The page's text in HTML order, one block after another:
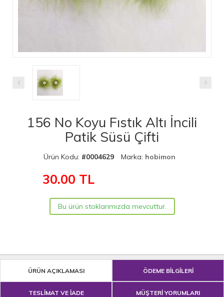
156 No Koyu Fıstık Altı İncili
Patik Süsü Çifti
Ürün Kodu: #0004629 Marka: hobimon
30.00 TL
Bu ürün stoklarımızda mevcuttur.
ÜRÜN AÇIKLAMASI ÖDEME BİLGİLERİ
TESLİMAT VE İADE MÜŞTERİ YORUMLARI